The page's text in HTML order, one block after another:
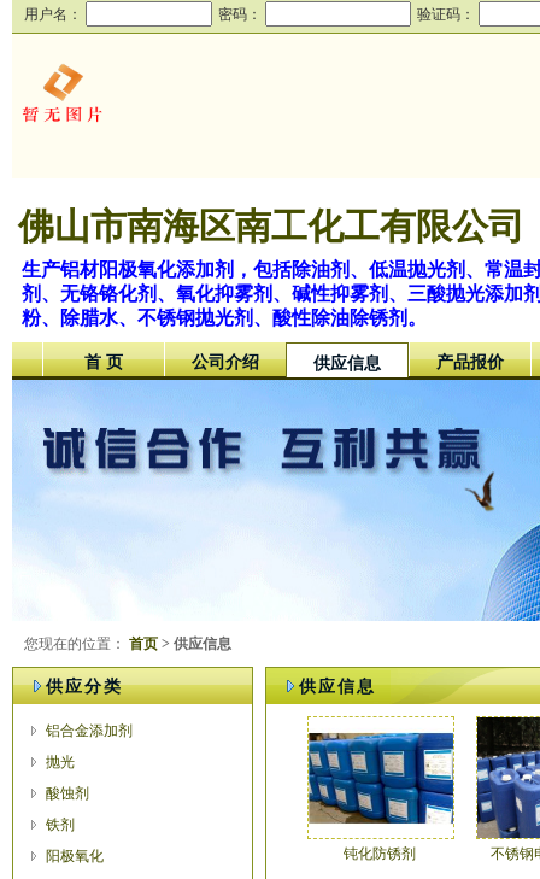
用户名： 密码： 验证码：
佛山市南海区南工化工有限公司
生产铝材阳极氧化添加剂，包括除油剂、低温抛光剂、常温
剂、无铬铬化剂、氧化抑雾剂、碱性抑雾剂、三酸抛光添加
粉、除腊水、不锈钢抛光剂、酸性除油除锈剂。
首 页 公司介绍 供应信息 产品报价
您现在的位置： 首页 > 供应信息
供应分类
铝合金添加剂
抛光
酸蚀剂
铁剂
阳极氧化
供应信息
钝化防锈剂 不锈钢